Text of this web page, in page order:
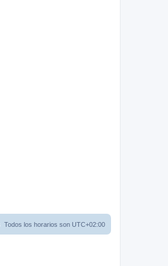
Todos los horarios son UTC+02:00